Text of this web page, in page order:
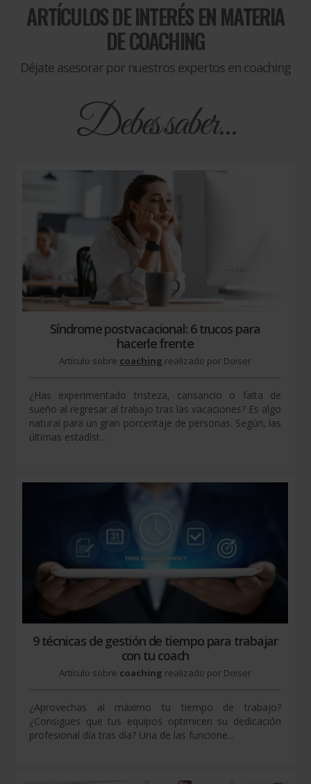
ARTÍCULOS DE INTERÉS EN MATERIA
DECOACHING
Déjate asesorar por nuestros expertos en coaching
Debes saber...
Síndrome postvacacional: 6 trucos para
hacerle frente
Artículo sobre coaching realizado por Doiser
¿Has experimentado tristeza, cansancio o falta de
sueño al regresar al trabajo tras las vacaciones? Es algo
natural para un gran porcentaje de personas. Según, las
últimas estadíst...
9 técnicas de gestión de tiempo para trabajar
con tu coach
Artículo sobre coaching realizado por Doiser
¿Aprovechas al máximo tu tiempo de trabajo?
¿Consigues que tus equipos optimicen su dedicación
profesional día tras día? Una de las funcione...